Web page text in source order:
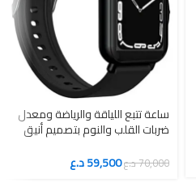
ساعة تتبع اللياقة والرياضة ومعدل
ضربات القلب والنوم بتصميم أنيق
70,000د.ع59,500د.ع